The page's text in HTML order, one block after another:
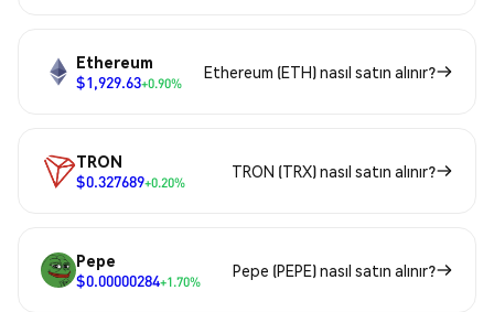
Ethereum
$1,929.63+0.90%
Ethereum (ETH) nasıl satın alınır?
TRON
$0.327689+0.20%
TRON (TRX) nasıl satın alınır?
Pepe
$0.00000284+1.70%
Pepe (PEPE) nasıl satın alınır?